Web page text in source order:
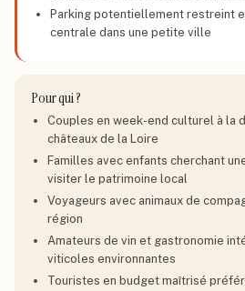
Parking potentiellement restreint
centrale dans une petite ville
Pour qui ?
Couples en week-end culturel à la
châteaux de la Loire
Familles avec enfants cherchant
visiter le patrimoine local
Voyageurs avec animaux de
région
Amateurs de vin et gastronomie
viticoles environnantes
Touristes en budget maîtrisé